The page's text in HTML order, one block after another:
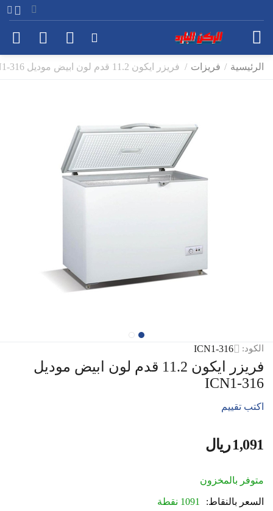
الرئيسية / فريزات / فريزر ايكون 11.2 قدم لون ابيض موديل ICN1-316
الكود: ICN1-316
فريزر ايكون 11.2 قدم لون ابيض موديل
ICN1-316
اكتب تقييم
ريال‎ 1,091
متوفر بالمخزون
السعر بالنقاط:
1091 نقطة